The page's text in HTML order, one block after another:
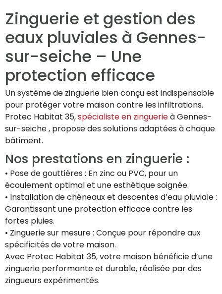
Zinguerie et gestion des
eaux pluviales à Gennes-
sur-seiche – Une
protection efficace
Un système de zinguerie bien conçu est indispensable
pour protéger votre maison contre les infiltrations.
Protec Habitat 35,spécialiste en zinguerieà Gennes-
sur-seiche , propose des solutions adaptées à chaque
bâtiment.
Nos prestations en zinguerie :
• Pose de gouttières : En zinc ou PVC, pour un
écoulement optimal et une esthétique soignée.
• Installation de chéneaux et descentes d’eau pluviale :
Garantissant une protection efficace contre les
fortes pluies.
• Zinguerie sur mesure : Conçue pour répondre aux
spécificités de votre maison.
Avec Protec Habitat 35, votre maison bénéficie d’une
zinguerie performante et durable, réalisée par des
zingueurs expérimentés.